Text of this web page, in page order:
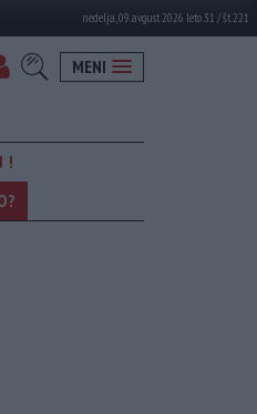
nedelja, 09. avgust 2026 leto 31 / št. 221
MENI
!